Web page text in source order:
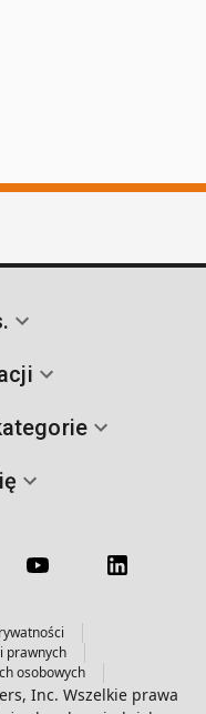
prawnych
osobowych
Inc. Wszelkie prawa